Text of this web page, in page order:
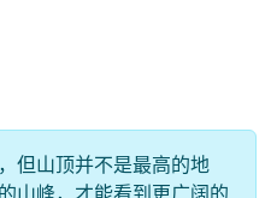
但山顶并不是最高的地